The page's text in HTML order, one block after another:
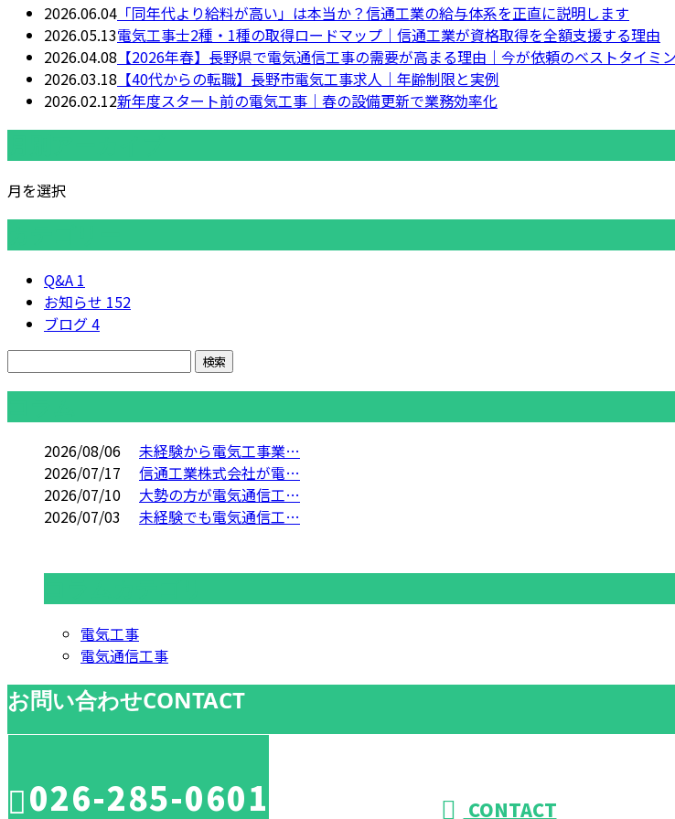
2026.06.04 「同年代より給料が高い」は本当か？信通工業の給与体系を正直に説明します
2026.05.13電気工事士2種・1種の取得ロードマップ｜信通工業が資格取得を全額支援する理由
2026.04.08 【2026年春】長野県で電気通信工事の需要が高まる理由｜今が依頼のベストタイミ
2026.03.18 【40代からの転職】長野市電気工事求人｜年齢制限と実例
2026.02.12新年度スタート前の電気工事｜春の設備更新で業務効率化
月を選択
Q&A 1
お知らせ 152
ブログ4
2026/08/06
未経験から電気工事業…
2026/07/17
信通工業株式会社が電…
2026/07/10
大勢の方が電気通信工…
2026/07/03
未経験でも電気通信工…
電気工事
電気通信工事
お問い合わせCONTACT
026-285-0601 CONTACT